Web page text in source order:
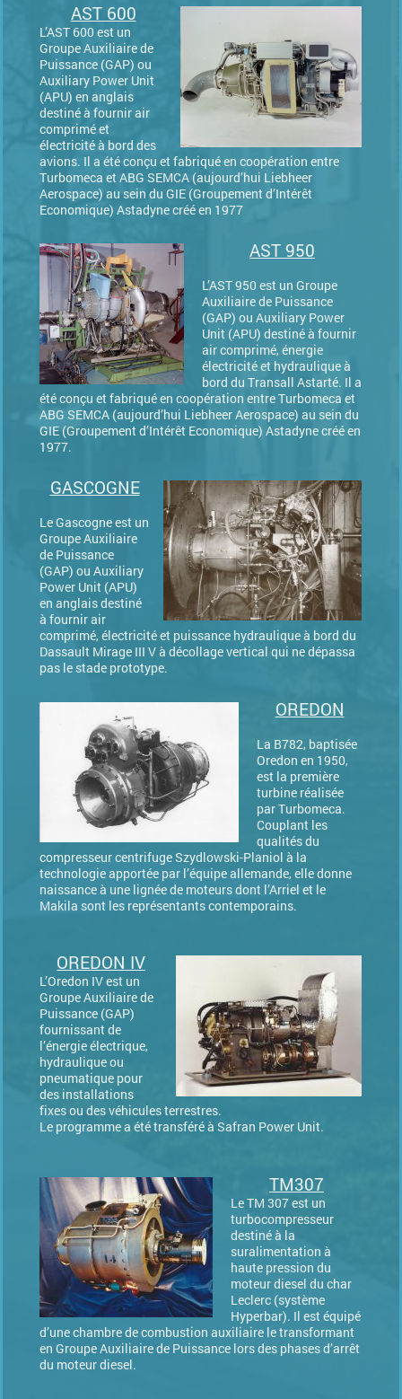
AST 600
L’AST 600 est un
Groupe Auxiliaire de
Puissance (GAP) ou
Auxiliary Power Unit
(APU) en anglais
destiné à fournir air
comprimé et
électricité à bord des
avions. Il a été conçu et fabriqué en coopération entre
Turbomeca et ABG SEMCA (aujourd’hui Liebheer
Aerospace) au sein du GIE (Groupement d’Intérêt
Economique) Astadyne créé en 1977
AST 950
L’AST 950 est un Groupe
Auxiliaire de Puissance
(GAP) ou Auxiliary Power
Unit (APU) destiné à fournir
air comprimé, énergie
électricité et hydraulique à
bord du Transall Astarté. Il a
été conçu et fabriqué en coopération entre Turbomeca et
ABG SEMCA (aujourd’hui Liebheer Aerospace) au sein du
GIE (Groupement d’Intérêt Economique) Astadyne créé en
1977.
GASCOGNE
Le Gascogne est un
Groupe Auxiliaire
de Puissance
(GAP) ou Auxiliary
Power Unit (APU)
en anglais destiné
à fournir air
comprimé, électricité et puissance hydraulique à bord du
Dassault Mirage III V à décollage vertical qui ne dépassa
pas le stade prototype.
OREDON
La B782, baptisée
Oredon en 1950,
est la première
turbine réalisée
par Turbomeca.
Couplant les
qualités du
compresseur centrifuge Szydlowski-Planiol à la
technologie apportée par l’équipe allemande, elle donne
naissance à une lignée de moteurs dont l’Arriel et le
Makila sont les représentants contemporains.
OREDON IV
L’Oredon IV est un
Groupe Auxiliaire de
Puissance (GAP)
fournissant de
l’énergie électrique,
hydraulique ou
pneumatique pour
des installations
fixes ou des véhicules terrestres.
Le programme a été transféré à Safran Power Unit.
TM307
Le TM 307 est un
turbocompresseur
destiné à la
suralimentation à
haute pression du
moteur diesel du char
Leclerc (système
Hyperbar). Il est équipé
d’une chambre de combustion auxiliaire le transformant
en Groupe Auxiliaire de Puissance lors des phases d’arrêt
du moteur diesel.